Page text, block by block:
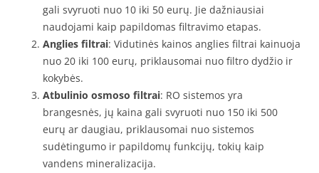
gali svyruoti nuo 10 iki 50 eurų. Jie dažniausiai
naudojami kaip papildomas filtravimo etapas.
Anglies filtrai: Vidutinės kainos anglies filtrai kainuoja
nuo 20 iki 100 eurų, priklausomai nuo filtro dydžio ir
kokybės.
Atbulinio osmoso filtrai: RO sistemos yra
brangesnės, jų kaina gali svyruoti nuo 150 iki 500
eurų ar daugiau, priklausomai nuo sistemos
sudėtingumo ir papildomų funkcijų, tokių kaip
vandens mineralizacija.